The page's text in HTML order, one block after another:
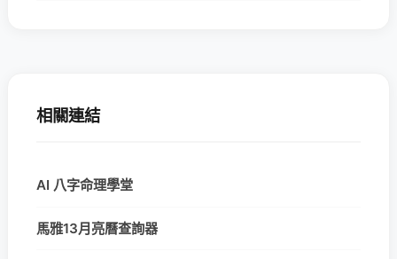
相關連結
AI 八字命理學堂
馬雅13月亮曆查詢器